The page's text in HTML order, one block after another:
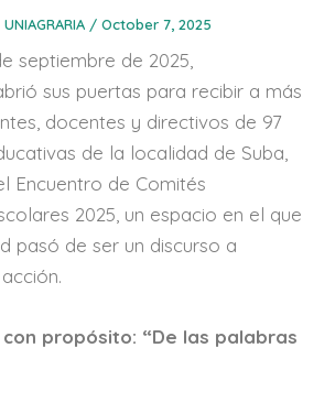
/ October 7, 2025
septiembre de 2025,
sus puertas para recibir a más
docentes y directivos de 97
de la localidad de Suba,
Encuentro de Comités
2025, un espacio en el que
pasó de ser un discurso a
propósito: “De las palabras